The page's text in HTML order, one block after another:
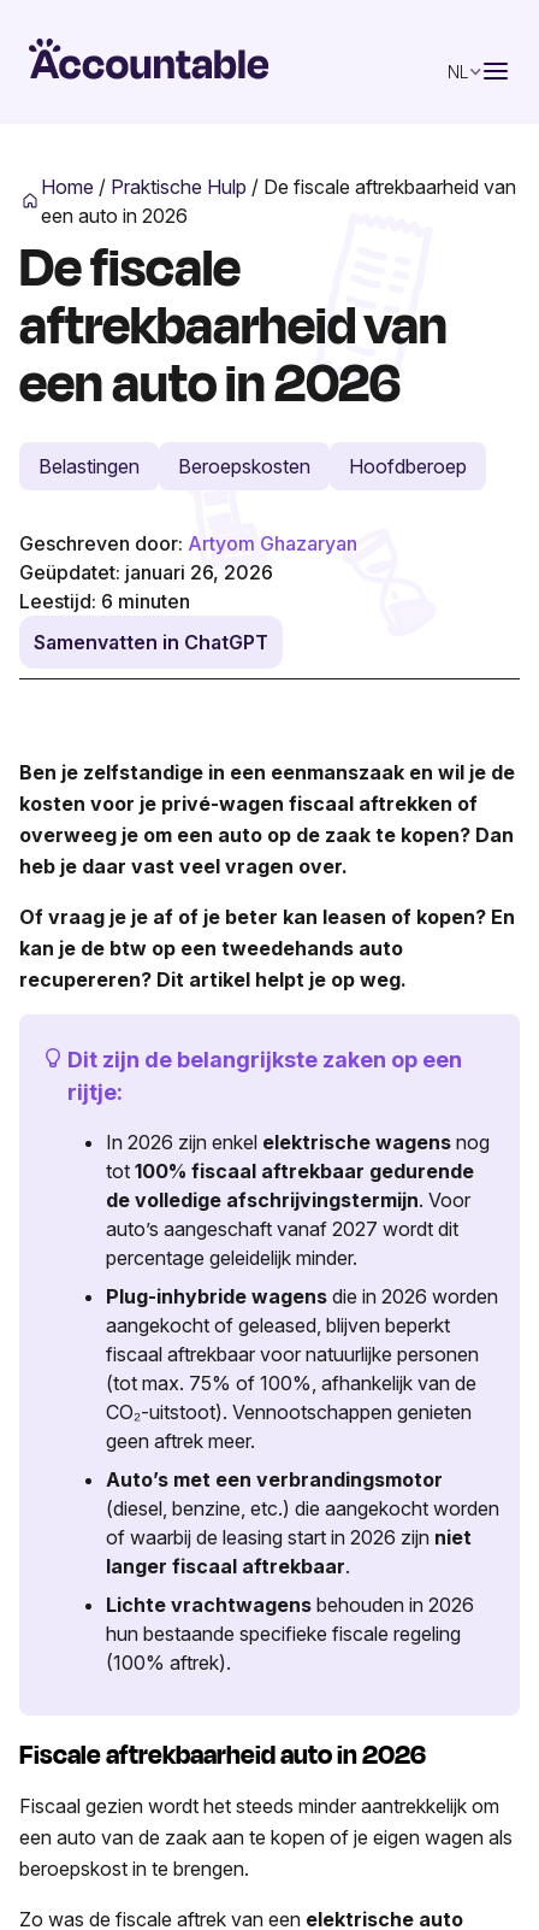
NL
Home / Praktische Hulp / De fiscale aftrekbaarheid van
een auto in 2026
De fiscale
aftrekbaarheid van
een auto in 2026
Belastingen Beroepskosten Hoofdberoep
Geschreven door: Artyom Ghazaryan
Geüpdatet: januari 26, 2026
Leestijd: 6 minuten
Samenvatten in ChatGPT
Ben je zelfstandige in een eenmanszaak en wil je de
kosten voor je privé-wagen fiscaal aftrekken of
overweeg je om een auto op de zaak te kopen? Dan
heb je daar vast veel vragen over.
Of vraag je je af of je beter kan leasen of kopen? En
kan je de btw op een tweedehands auto
recupereren? Dit artikel helpt je op weg.
Dit zijn de belangrijkste zaken op een
rijtje:
In 2026 zijn enkel elektrische wagens nog
tot 100% fiscaal aftrekbaar gedurende
de volledige afschrijvingstermijn. Voor
auto’s aangeschaft vanaf 2027 wordt dit
percentage geleidelijk minder.
Plug-inhybride wagens die in 2026 worden
aangekocht of geleased, blijven beperkt
fiscaal aftrekbaar voor natuurlijke personen
(tot max. 75% of 100%, afhankelijk van de
CO₂-uitstoot). Vennootschappen genieten
geen aftrek meer.
Auto’s met een verbrandingsmotor
(diesel, benzine, etc.) die aangekocht worden
of waarbij de leasing start in 2026 zijn niet
langer fiscaal aftrekbaar.
Lichte vrachtwagens behouden in 2026
hun bestaande specifieke fiscale regeling
(100% aftrek).
Fiscale aftrekbaarheid auto in 2026
Fiscaal gezien wordt het steeds minder aantrekkelijk om
een auto van de zaak aan te kopen of je eigen wagen als
beroepskost in te brengen.
Zo was de fiscale aftrek van een elektrische auto